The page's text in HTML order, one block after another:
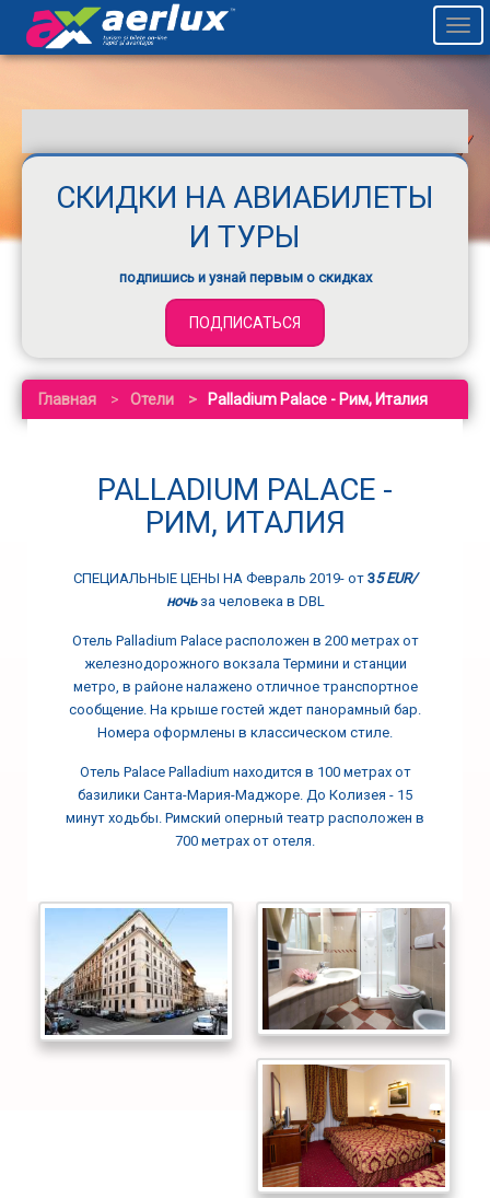
СКИДКИ НА АВИАБИЛЕТЫ
И ТУРЫ
подпишись и узнай первым о скидках
ПОДПИСАТЬСЯ
Главная Отели Palladium Palace - Рим, Италия
PALLADIUM PALACE -
РИМ, ИТАЛИЯ
СПЕЦИАЛЬНЫЕ ЦЕНЫ НА Февраль 2019- от 35EUR/
ночьза человека в DBL
Отель ​​Palladium Palace расположен в 200 метрах от
железнодорожного вокзала Термини и станции
метро, в районе налажено отличное транспортное
сообщение. На крыше гостей ждет панорамный бар.
Номера оформлены в классическом стиле.
Отель Palace Palladium находится в 100 метрах от
базилики Санта-Мария-Маджоре. До Колизея - 15
минут ходьбы. Римский оперный театр расположен в
700 метрах от отеля.